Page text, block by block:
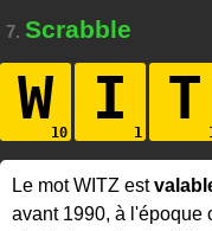
7. Scrabble
W I T
Le mot WITZ est
avant 1990, à l'époque